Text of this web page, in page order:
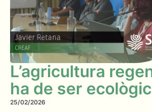
L’agricultura
ha de ser
25/02/2026